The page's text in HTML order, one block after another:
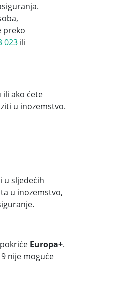
preko
023ili
ili ako ćete
u inozemstvo.
u sljedećih
u inozemstvo,
Europa+.
nije moguće